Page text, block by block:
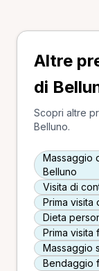
Altre
di
Scopri altre
Belluno.
Massaggio
Belluno
Visita di
Prima visita
Dieta
Prima visita
Massaggio
Bendaggio